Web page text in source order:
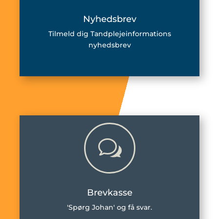
Nyhedsbrev
Tilmeld dig Tandplejeinformations
nyhedsbrev
w
Brevkasse
'Spørg Johan' og få svar.